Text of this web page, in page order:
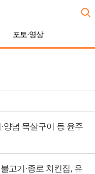
포토·영상
양념 목살구이 등 윤주
고기·종로 치킨집, 유